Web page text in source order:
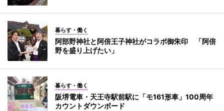
暮らす・働く
阿部野神社と阿倍王子神社がコラボ御朱印 「阿倍
野を盛り上げたい」
暮らす・働く
阪堺電車・天王寺駅前駅に「モ161形車」100周年
カウントダウンボード